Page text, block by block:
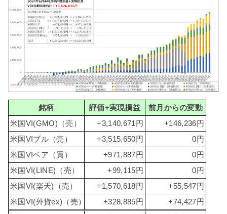
銘柄 評価+実現損益
前月からの変動
米国VI(GMO)（売）
+3,140,671円
+146,236円
米国VIブル（売）
+3,515,650円
0円
米国VIベア（買）
+971,887円
0円
米国VI(LINE)（売）
+99,115円
0円
米国VI(楽天)（売）
+1,570,618円
+55,547円
米国VI(外貨ex)（売）
+328,885円 +74,427円